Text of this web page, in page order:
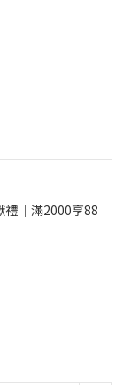
禮｜滿2000享88